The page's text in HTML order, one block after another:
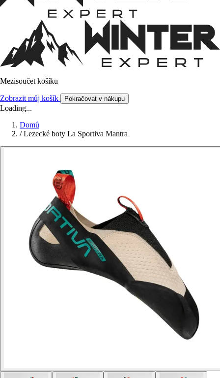
Mezisoučet košíku
Zobrazit můj košík Pokračovat v nákupu
Loading...
Domů
/ Lezecké boty La Sportiva Mantra